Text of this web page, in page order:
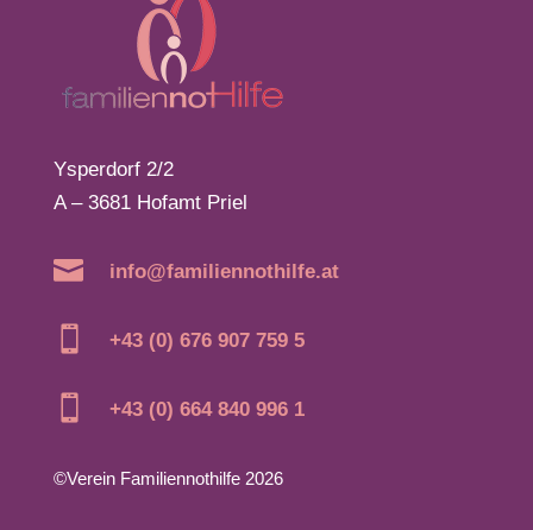
Ysperdorf 2/2
A – 3681 Hofamt Priel
 info@familiennothilfe.at
 +43 (0) 676 907 759 5
 +43 (0) 664 840 996 1
©Verein Familiennothilfe 2026